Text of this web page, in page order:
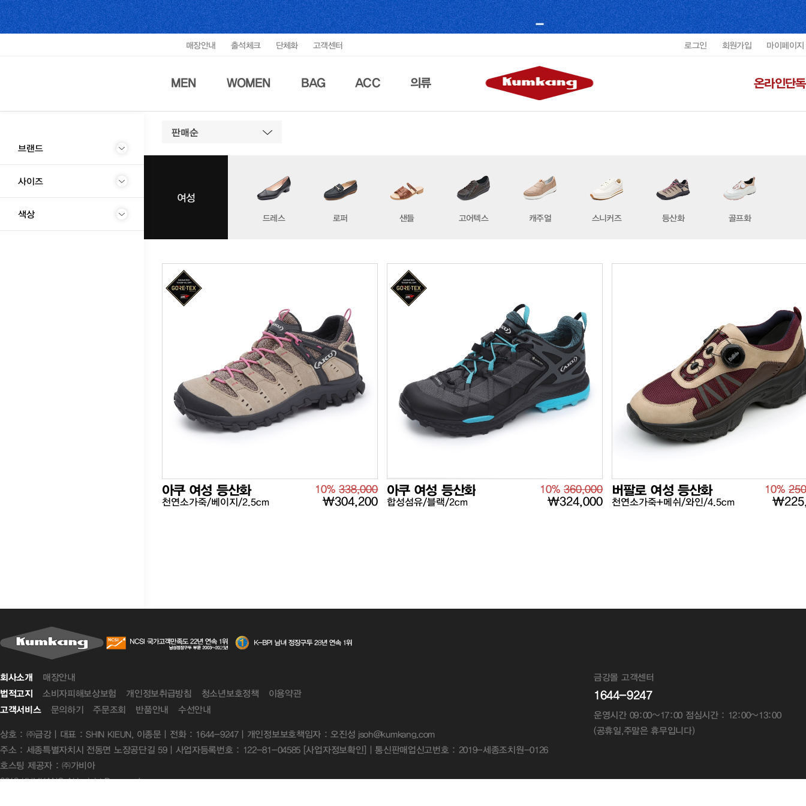
매장안내 출석체크 단체화 고객센터 로그인 회원가입 마이페이지
MEN WOMEN BAG ACC 의류 온라인단독
브랜드
사이즈
색상
판매순
여성
드레스 로퍼 샌들 고어텍스 캐주얼 스니커즈 등산화 골프화
아쿠 여성 등산화
천연소가죽/베이지/2.5cm
10% 338,000
₩304,200
아쿠 여성 등산화
합성섬유/블랙/2cm
10% 360,000
₩324,000
버팔로 여성 등산화
천연소가죽+메쉬/와인/4.5cm
10%
회사소개 매장안내
법적고지 소비자피해보상보험 개인정보취급방침 청소년보호정책 이용약관
고객서비스 문의하기 주문조회 반품안내 수선안내
상호 : ㈜금강 | 대표 : SHIN KIEUN, 이종문 | 전화 : 1644-9247 | 개인정보보호책임자 : 오진성 jsoh@kumkang.com
주소 : 세종특별자치시 전동면 노장공단길 59 | 사업자등록번호 : 122-81-04585 [사업자정보확인]
| 통신판매업신고번호 : 2019-세종조치원-0126
호스팅 제공자 : ㈜가비아
2013 KUMKANG ALL right Reserved.
금강몰 고객센터
1644-9247
운영시간 09:00~17:00 점심시간 : 12:00~13:00
(공휴일,주말은 휴무입니다)